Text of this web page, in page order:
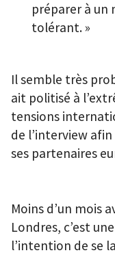
préparer à un
tolérant. »
Il semble très
ait politisé à
tensions
de l’interview
ses partenaires
Moins d’un mois
Londres, c’est
l’intention de se